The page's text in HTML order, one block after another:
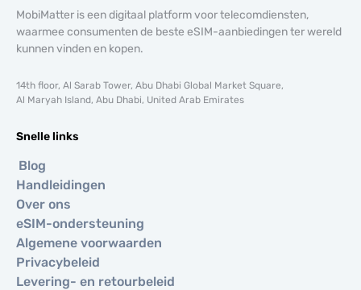
MobiMatter is een digitaal platform voor telecomdiensten,
waarmee consumenten de beste eSIM-aanbiedingen ter wereld
kunnen vinden en kopen.
14th floor, Al Sarab Tower, Abu Dhabi Global Market Square,
Al Maryah Island, Abu Dhabi, United Arab Emirates
Snelle links
Blog
Handleidingen
Over ons
eSIM-ondersteuning
Algemene voorwaarden
Privacybeleid
Levering- en retourbeleid